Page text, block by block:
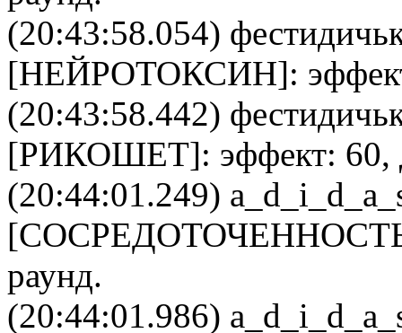
(20:43:58.054)
[НЕЙРОТОКСИН]:
(20:43:58.442)
[РИКОШЕТ]: эффект: 60,
(20:44:01.249)
[
раунд.
(20:44:01.986)